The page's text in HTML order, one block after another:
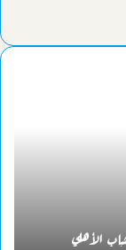
الأهلي